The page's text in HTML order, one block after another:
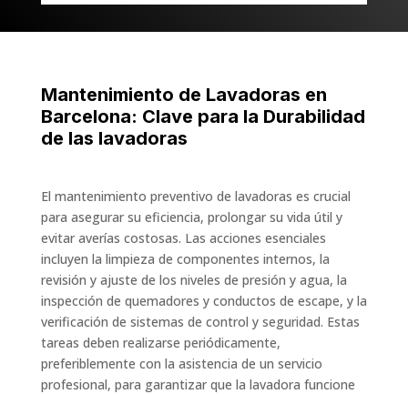
Mantenimiento de Lavadoras en
Barcelona: Clave para la Durabilidad
de las lavadoras
El mantenimiento preventivo de lavadoras es crucial
para asegurar su eficiencia, prolongar su vida útil y
evitar averías costosas. Las acciones esenciales
incluyen la limpieza de componentes internos, la
revisión y ajuste de los niveles de presión y agua, la
inspección de quemadores y conductos de escape, y la
verificación de sistemas de control y seguridad. Estas
tareas deben realizarse periódicamente,
preferiblemente con la asistencia de un servicio
profesional, para garantizar que la lavadora funcione